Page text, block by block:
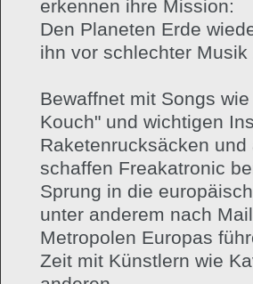
erkennen ihre Mission:
Den Planeten Erde
ihn vor schlechter Musik
Bewaffnet mit Songs
Kouch" und wichtigen
Raketenrucksäcken
schaffen Freakatronic
Sprung in die
unter anderem nach
Metropolen Europas
Zeit mit Künstlern wie